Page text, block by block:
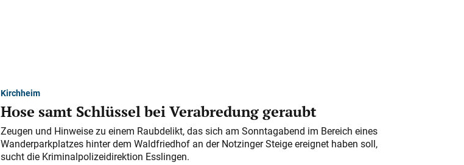
Kirchheim
Hose samt Schlüssel bei Verabredung geraubt
Zeugen und Hinweise zu einem Raubdelikt, das sich am Sonntagabend im Bereich eines
Wanderparkplatzes hinter dem Waldfriedhof an der Notzinger Steige ereignet haben soll,
sucht die Kriminalpolizeidirektion Esslingen.